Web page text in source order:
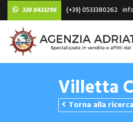
338 8433296 (+39) 0533380262
Villetta
Torna alla ricerca